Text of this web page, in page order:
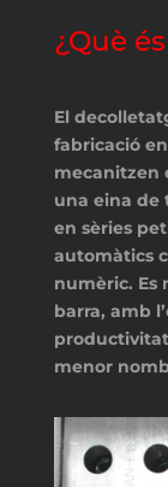
¿Què
El
fabricació
mecanitzen
una eina de
en sèries
automàtics
numèric. Es
barra, amb
menor